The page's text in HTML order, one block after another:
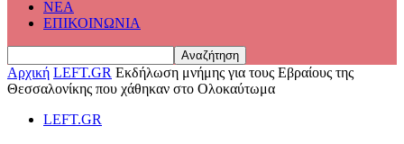
ΝΕΑ
ΕΠΙΚΟΙΝΩΝΙΑ
Αρχική LEFT.GR Εκδήλωση μνήμης για τους Εβραίους της
Θεσσαλονίκης που χάθηκαν στο Ολοκαύτωμα
LEFT.GR